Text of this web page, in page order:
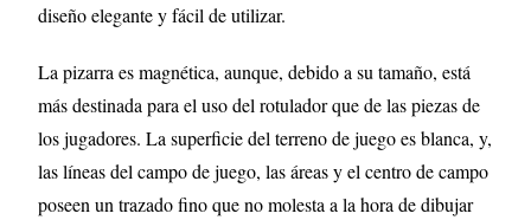
diseño elegante y fácil de utilizar.
La pizarra es magnética, aunque, debido a su tamaño, está
más destinada para el uso del rotulador que de las piezas de
los jugadores. La superficie del terreno de juego es blanca, y,
las líneas del campo de juego, las áreas y el centro de campo
poseen un trazado fino que no molesta a la hora de dibujar